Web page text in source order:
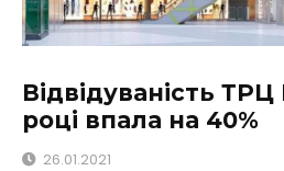
Відвідуваність
році впала на 40%
26.01.2021